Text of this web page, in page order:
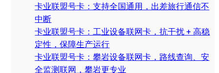
卡业联盟号卡：支持全国通用，出差旅行通信不
中断
卡业联盟号卡：工业设备联网卡，抗干扰 + 高稳
定性，保障生产运行
卡业联盟号卡：攀岩设备联网卡，路线查询、安
全监测联网，攀岩更专业